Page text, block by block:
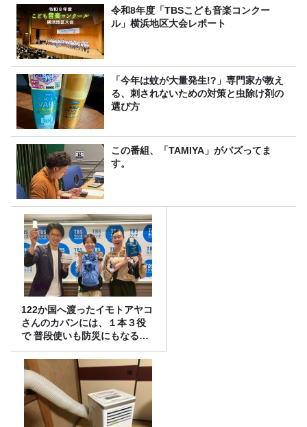
令和8年度「TBSこども音楽コンクー
ル」横浜地区大会レポート
「今年は蚊が大量発生!?」専門家が教え
る、刺されないための対策と虫除け剤の
選び方
この番組、「TAMIYA」がバズってま
す。
122か国へ渡ったイモトアヤコ
さんのカバンには、１本３役
で 普段使いも防災にもなる最
強の棒が入っていた！